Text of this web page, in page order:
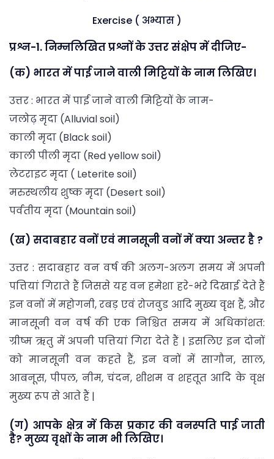
Exercise ( अभ्यास )
प्रश्न-1. निम्नलिखित प्रश्नों के उत्तर संक्षेप में दीजिए-
(क) भारत में पाई जाने वाली मिट्टियों के नाम लिखिए।
उत्तर : भारत में पाई जाने वाली मिट्टियों के नाम-
जलोढ़ मृदा (Alluvial soil)
काली मृदा (Black soil)
काली पीली मृदा (Red yellow soil)
लेटराइट मृदा ( Leterite soil)
मरुस्थलीय शुष्क मृदा (Desert soil)
पर्वतीय मृदा (Mountain soil)
(ख) सदाबहार वनों एवं मानसूनी वनों में क्या अन्तर है ?
उत्तर : सदाबहार वन वर्ष की अलग-अलग समय में अपनी
पत्तियां गिराते हैं जिससे यह वन हमेशा हरे-भरे दिखाई देते हैं
इन वनों में महोगनी, रबड़ एवं रोजवुड आदि मुख्य वृक्ष हैं, और
मानसूनी वन वर्ष की एक निश्चित समय में अधिकांशत:
ग्रीष्म ऋतु में अपनी पत्तियां गिरा देते हैं | इसलिए इन दोनों
को मानसूनी वन कहते हैं, इन वनों में सागौन, साल,
आबनूस, पीपल, नीम, चंदन, शीशम व शहतूत आदि के वृक्ष
मुख्य रूप से आते हैं |
(ग) आपके क्षेत्र में किस प्रकार की वनस्पति पाई जाती
है? मुख्य वृक्षों के नाम भी लिखिए।